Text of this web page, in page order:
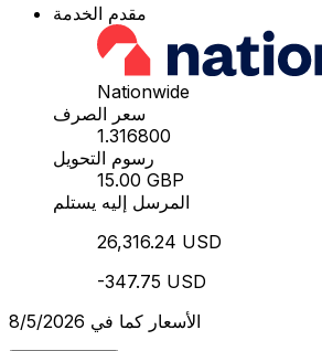
مقدم الخدمة
Nationwide
سعر الصرف
1.316800
رسوم التحويل
15.00 GBP
المرسل إليه يستلم
26,316.24 USD
-347.75 USD
الأسعار كما في 8/5/2026